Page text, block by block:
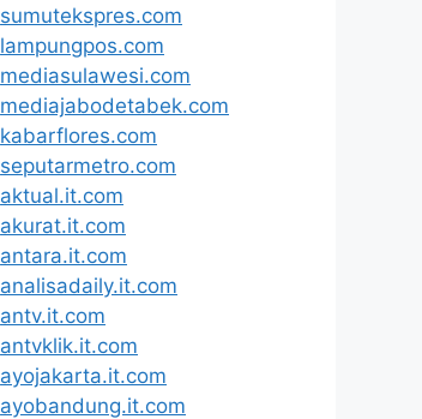
sumutekspres.com
lampungpos.com
mediasulawesi.com
mediajabodetabek.com
kabarflores.com
seputarmetro.com
aktual.it.com
akurat.it.com
antara.it.com
analisadaily.it.com
antv.it.com
antvklik.it.com
ayojakarta.it.com
ayobandung.it.com